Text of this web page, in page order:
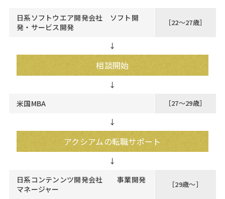
日系ソフトウエア開発会社 ソフト開
発・サービス開発
［22～27歳］
↓
相談開始
米国MBA ［27～29歳］
↓
アクシアムの転職サポート
日系コンテンンツ開発会社 事業開発
マネージャー
［29歳～］